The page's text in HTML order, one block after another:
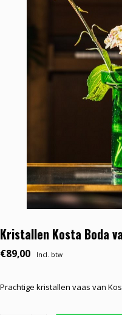
Kristallen Kosta Boda
€89,00 Incl. btw
Prachtige kristallen vaas van